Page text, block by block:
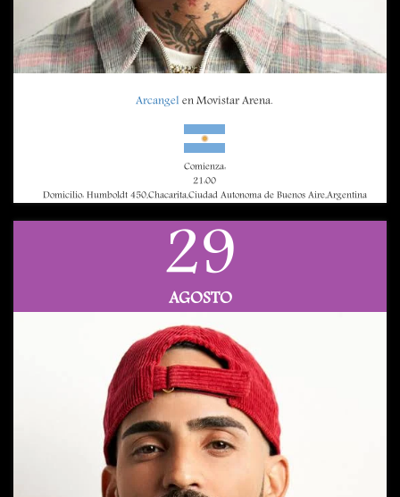
Arcangel en Movistar Arena.
Comienza:
21:00
Domicilio: Humboldt 450,Chacarita,Ciudad Autonoma de Buenos Aire,Argentina
29
AGOSTO